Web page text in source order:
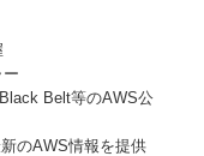
Belt等のAWS公
のAWS情報を提供